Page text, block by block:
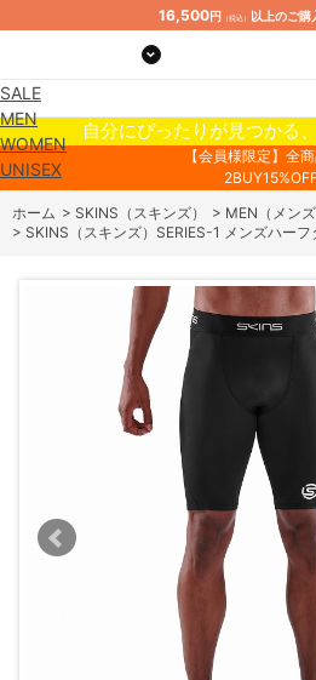
16,500円 （税込） 以上のご購
SALE
MEN
WOMEN
UNISEX
自分にぴったりが見つかる
【会員様限定】全
ホーム > SKINS（スキンズ） > MEN（メンズ
> SKINS（スキンズ）SERIES-1 メンズハーフ